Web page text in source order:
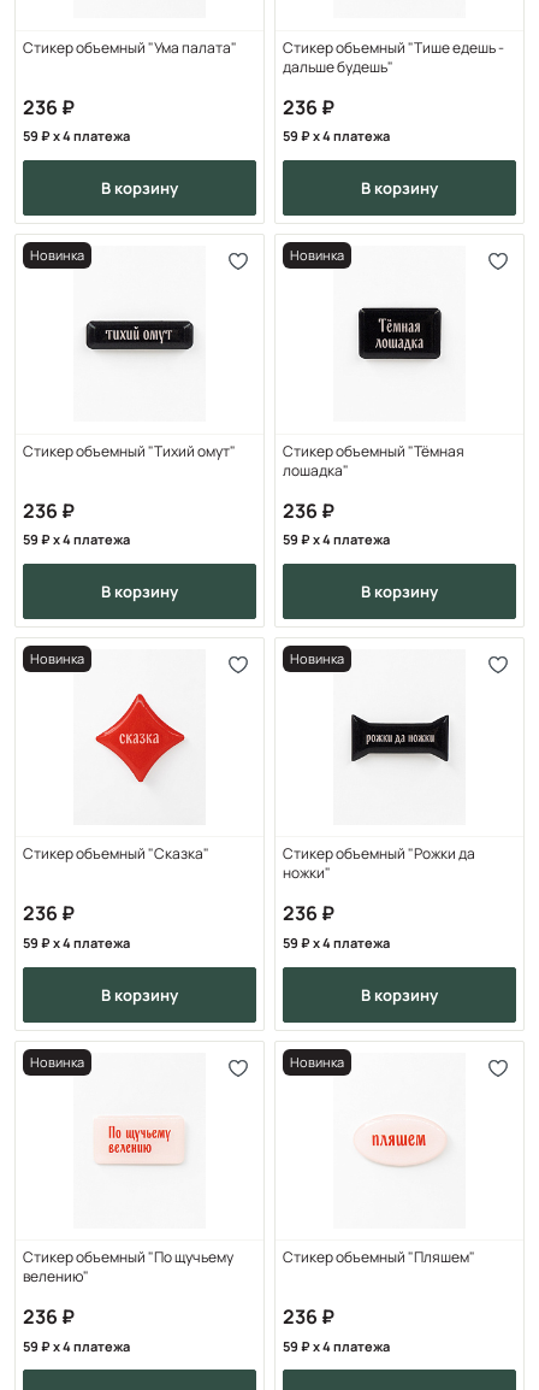
Стикер объемный "Ума палата"
236
59 x 4 платежа
в корзину
Стикер объемный "Тише едешь -
дальше будешь"
236
59 x 4 платежа
в корзину
Стикер объемный "Тихий омут"
236
59 x 4 платежа
в корзину
Новинка
Стикер объемный "Тёмная
лошадка"
236
59 x 4 платежа
в корзину
Новинка
Стикер объемный "Сказка"
236
59 x 4 платежа
в корзину
Новинка
Стикер объемный "Рожки да
ножки"
236
59 x 4 платежа
в корзину
Новинка
Стикер объемный "По щучьему
велению"
236
59 x 4 платежа
Новинка
Стикер объемный "Пляшем"
236
59 x 4 платежа
Новинка